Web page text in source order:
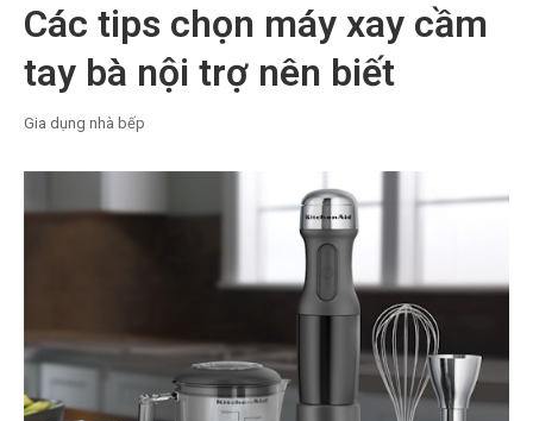
Các tips chọn máy xay cầm
tay bà nội trợ nên biết
Gia dụng nhà bếp